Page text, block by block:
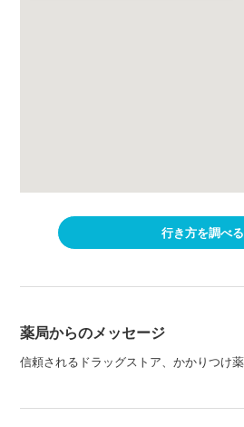
行き方を調べる
薬局からのメッセージ
信頼されるドラッグストア、かかりつけ